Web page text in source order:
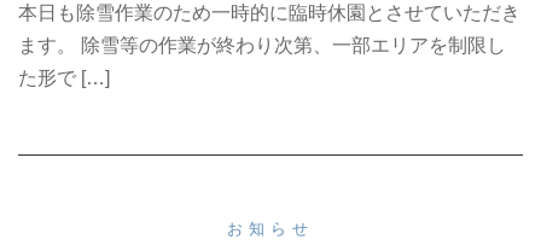
本日も除雪作業のため一時的に臨時休園とさせていただき
ます。 除雪等の作業が終わり次第、一部エリアを制限し
た形で […]
お知らせ